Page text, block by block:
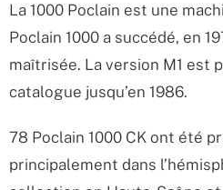
La 1000 Poclain est une
Poclain 1000 a succédé, en
maîtrisée. La version M1 est
catalogue jusqu’en 1986.
78 Poclain 1000 CK ont été
principalement dans